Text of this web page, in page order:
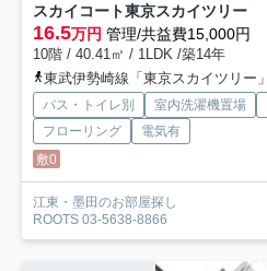
スカイコート東京スカイツリー
16.5万円 管理/共益費15,000円
10階 / 40.41㎡ / 1LDK /築14年
東武伊勢崎線「東京スカイツリー
バス・トイレ別 室内洗濯機置場
フローリング
電気有
敷0
江東・墨田のお部屋探し
ROOTS 03-5638-8866